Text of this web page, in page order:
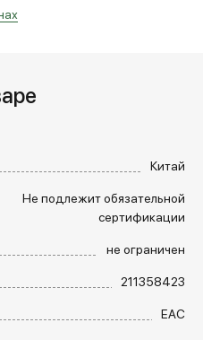
Китай
Не подлежит обязательной
сертификации
не ограничен
211358423
EAC